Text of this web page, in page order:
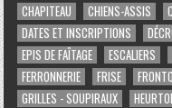
CHAPITEAU
CHIENS-ASSIS
DATES ET INSCRIPTIONS
EPIS DE FAÎTAGE
ESCALIERS
FERRONNERIE
FRISE
GRILLES - SOUPIRAUX